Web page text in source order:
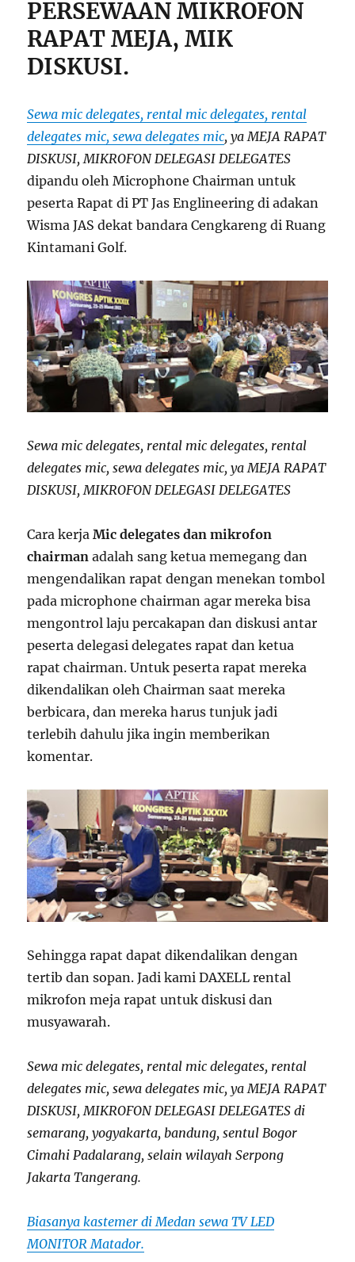
PERSEWAAN MIKROFON
RAPAT MEJA, MIK
DISKUSI.
Sewa mic delegates, rental mic delegates, rental
delegates mic, sewa delegates mic, ya MEJA RAPAT
DISKUSI, MIKROFON DELEGASI DELEGATES
dipandu oleh Microphone Chairman untuk
peserta Rapat di PT Jas Englineering di adakan
Wisma JAS dekat bandara Cengkareng di Ruang
Kintamani Golf.
Sewa mic delegates, rental mic delegates, rental
delegates mic, sewa delegates mic, ya MEJA RAPAT
DISKUSI, MIKROFON DELEGASI DELEGATES
Cara kerjaMic delegates dan mikrofon
chairman adalah sang ketua memegang dan
mengendalikan rapat dengan menekan tombol
pada microphone chairman agar mereka bisa
mengontrol laju percakapan dan diskusi antar
peserta delegasi delegates rapat dan ketua
rapat chairman. Untuk peserta rapat mereka
dikendalikan oleh Chairman saat mereka
berbicara, dan mereka harus tunjuk jadi
terlebih dahulu jika ingin memberikan
komentar.
Sehingga rapat dapat dikendalikan dengan
tertib dan sopan. Jadi kami DAXELL rental
mikrofon meja rapat untuk diskusi dan
musyawarah.
Sewa mic delegates, rental mic delegates, rental
delegates mic, sewa delegates mic, ya MEJA RAPAT
DISKUSI, MIKROFON DELEGASI DELEGATES di
semarang, yogyakarta, bandung, sentul Bogor
Cimahi Padalarang, selain wilayah Serpong
Jakarta Tangerang.
Biasanya kastemer di Medan sewa TV LED
MONITOR Matador.